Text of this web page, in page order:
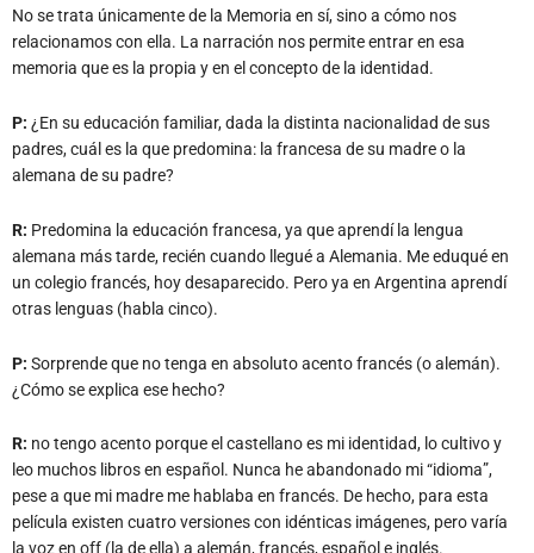
No se trata únicamente de la Memoria en sí, sino a cómo nos
relacionamos con ella. La narración nos permite entrar en esa
memoria que es la propia y en el concepto de la identidad.
P: ¿En su educación familiar, dada la distinta nacionalidad de sus
padres, cuál es la que predomina: la francesa de su madre o la
alemana de su padre?
R: Predomina la educación francesa, ya que aprendí la lengua
alemana más tarde, recién cuando llegué a Alemania. Me eduqué en
un colegio francés, hoy desaparecido. Pero ya en Argentina aprendí
otras lenguas (habla cinco).
P: Sorprende que no tenga en absoluto acento francés (o alemán).
¿Cómo se explica ese hecho?
R: no tengo acento porque el castellano es mi identidad, lo cultivo y
leo muchos libros en español. Nunca he abandonado mi “idioma”,
pese a que mi madre me hablaba en francés. De hecho, para esta
película existen cuatro versiones con idénticas imágenes, pero varía
la voz en off (la de ella) a alemán, francés, español e inglés.